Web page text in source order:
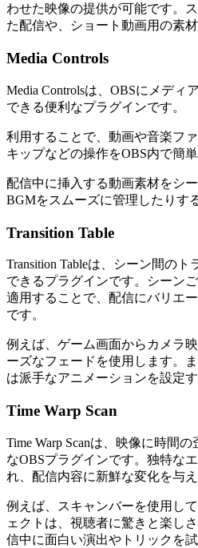
わせた映像の提供が可能です。
た配信や、ショート動画用の素
Media Controls
Media Controlsは、OBSにメディ
できる便利なプラグインです。
利用することで、動画や音楽フ
キップなどの操作をOBS内で簡
配信中に挿入する動画素材をシ
BGMをスムーズに管理したりす
Transition Table
Transition Tableは、シーン間の
できるプラグインです。シーン
適用することで、配信にバリエ
です。
例えば、ゲーム画面からカメラ
ーズなフェードを使用します。
は派手なアニメーションを設定
Time Warp Scan
Time Warp Scanは、映像に時間
なOBSプラグインです。独特な
れ、配信内容に新鮮な変化を与
例えば、スキャンバーを使用し
ェクトは、視聴者に驚きと楽し
信中に面白い演出やトリックを